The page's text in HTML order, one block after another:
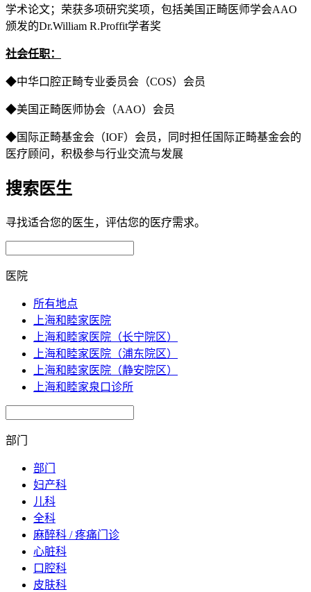
学术论文；荣获多项研究奖项，包括美国正畸医师学会AAO
颁发的Dr.William R.Proffit学者奖
社会任职：
◆中华口腔正畸专业委员会（COS）会员
◆美国正畸医师协会（AAO）会员
◆国际正畸基金会（IOF）会员，同时担任国际正畸基金会的
医疗顾问，积极参与行业交流与发展
搜索医生
寻找适合您的医生，评估您的医疗需求。
医院
所有地点
上海和睦家医院
上海和睦家医院（长宁院区）
上海和睦家医院（浦东院区）
上海和睦家医院（静安院区）
上海和睦家泉口诊所
部门
部门
妇产科
儿科
全科
麻醉科 / 疼痛门诊
心脏科
口腔科
皮肤科